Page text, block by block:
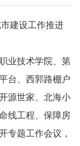
建设工作推进
业技术学院、第
台、西郭路棚户
源世家、北海小
线工程、保障房
专题工作会议，